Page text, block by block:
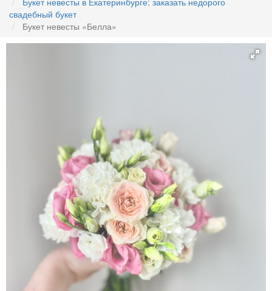
свадебный букет
Букет невесты «Белла»